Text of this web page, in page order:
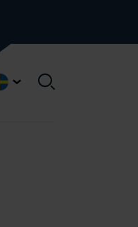
Swedish